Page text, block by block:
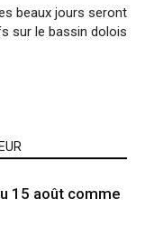
beaux jours seront
sur le bassin dolois
15 août comme